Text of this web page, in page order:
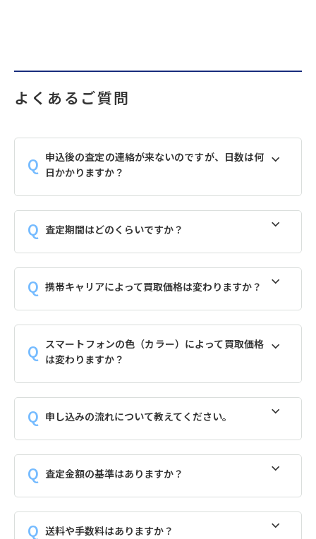
よくあるご質問
申込後の査定の連絡が来ないのですが、日数は何
日かかりますか？
査定期間はどのくらいですか？
携帯キャリアによって買取価格は変わりますか？
スマートフォンの色（カラー）によって買取価格
は変わりますか？
申し込みの流れについて教えてください。
査定金額の基準はありますか？
送料や手数料はありますか？